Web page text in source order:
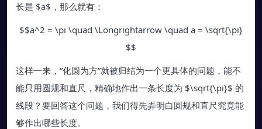
长是 $a$，那么就有：
$$a^2 = \pi \quad \Longrightarrow \quad a = \sqrt{\pi}
$$
这样一来，“化圆为方”就被归结为一个更具体的问题，能不
能只用圆规和直尺，精确地作出一条长度为 $\sqrt{\pi}$ 的
线段？要回答这个问题，我们得先弄明白圆规和直尺究竟能
够作出哪些长度。